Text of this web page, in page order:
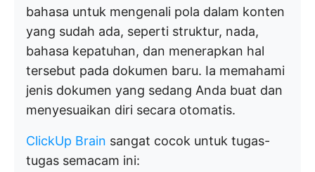
bahasa untuk mengenali pola dalam konten
yang sudah ada, seperti struktur, nada,
bahasa kepatuhan, dan menerapkan hal
tersebut pada dokumen baru. Ia memahami
jenis dokumen yang sedang Anda buat dan
menyesuaikan diri secara otomatis.
ClickUp Brain sangat cocok untuk tugas-
tugas semacam ini: